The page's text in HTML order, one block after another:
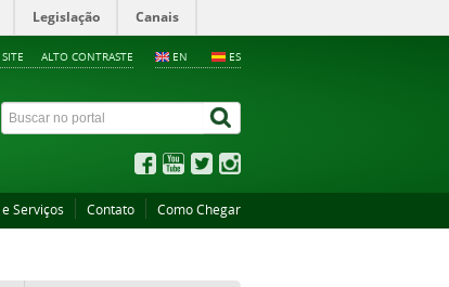
Legislação Canais
EN ES
ALTO CONTRASTE
Serviços Contato Como Chegar